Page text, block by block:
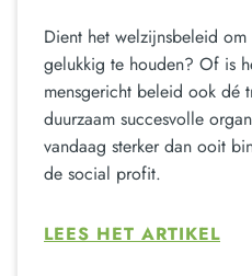
Dient het welzijnsbeleid
gelukkig te houden? Of is
mensgericht beleid ook dé
duurzaam succesvolle
vandaag sterker dan ooit
de social profit.
LEES HET ARTIKEL